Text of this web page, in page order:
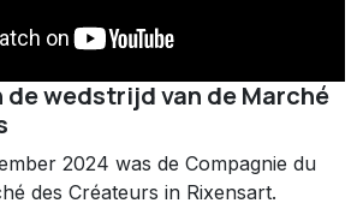
de wedstrijd van de Marché
2024 was de Compagnie du
des Créateurs in Rixensart.